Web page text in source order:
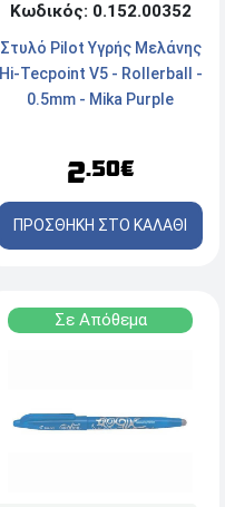
Κωδικός: 0.152.00352
Στυλό Pilot Υγρής Μελάνης
Hi-Tecpoint V5 - Rollerball -
0.5mm - Mika Purple
2.50€
ΠΡΟΣΘΗΚΗ ΣΤΟ ΚΑΛΑΘΙ
Σε Απόθεμα